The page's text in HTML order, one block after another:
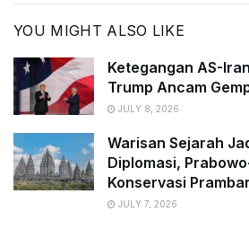
YOU MIGHT ALSO LIKE
Ketegangan AS-
Trump Ancam
JULY 8, 2026
Warisan Sejarah
Diplomasi,
Konservasi
JULY 7, 2026